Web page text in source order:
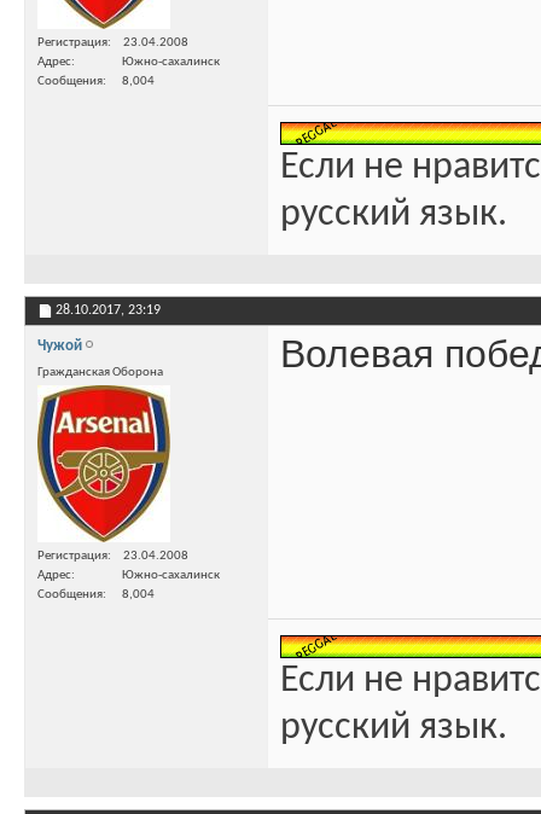
Регистрация
23.04.2008
Адрес
Южно-сахалинск
Сообщения
8,004
Если не
русский язык.
28.10.2017, 23:19
Чужой
Гражданская Оборона
Регистрация
23.04.2008
Адрес
Южно-сахалинск
Сообщения
8,004
Волевая
Если не
русский язык.